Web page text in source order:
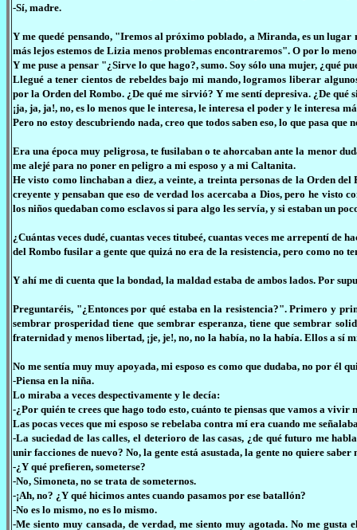
-Sí, madre.
Y me quedé pensando, "Iremos al próximo poblado, a Miranda, es un
más lejos estemos de Lizia menos problemas encontraremos". O por lo
Y me puse a pensar "¿Sirve lo que hago?, sumo. Soy sólo una mujer, ¿qué
Llegué a tener cientos de rebeldes bajo mi mando, logramos liberar
por la Orden del Rombo. ¿De qué me sirvió? Y me sentí depresiva. ¿De
¡ja, ja, ja!, no, es lo menos que le interesa, le interesa el poder y le interesa
Pero no estoy descubriendo nada, creo que todos saben eso, lo que pasa
Era una época muy peligrosa, te fusilaban o te ahorcaban ante la menor
me alejé para no poner en peligro a mi esposo y a mi Caltanita.
He visto como linchaban a diez, a veinte, a treinta personas de la Orden
creyente y pensaban que eso de verdad los acercaba a Dios, pero he visto
los niños quedaban como esclavos si para algo les servía, y si estaban un
¿Cuántas veces dudé, cuantas veces titubeé, cuantas veces me arrepentí
del Rombo fusilar a gente que quizá no era de la resistencia, pero como no
Y ahí me di cuenta que la bondad, la maldad estaba de ambos lados. Por
Preguntaréis, "¿Entonces por qué estaba en la resistencia?". Primero y
sembrar prosperidad tiene que sembrar esperanza, tiene que sembrar
fraternidad y menos libertad, ¡je, je!, no, no la había, no la había. Ellos a sí
No me sentía muy muy apoyada, mi esposo es como que dudaba, no por él
-Piensa en la niña.
Lo miraba a veces despectivamente y le decía:
-¿Por quién te crees que hago todo esto, cuánto te piensas que vamos a
Las pocas veces que mi esposo se rebelaba contra mí era cuando me
-La suciedad de las calles, el deterioro de las casas, ¿de qué futuro me
unir facciones de nuevo? No, la gente está asustada, la gente no quiere saber
-¿Y qué prefieren, someterse?
-No, Simoneta, no se trata de someternos.
-¡Ah, no? ¿Y qué hicimos antes cuando pasamos por ese batallón?
-No es lo mismo, no es lo mismo.
-Me siento muy cansada, de verdad, me siento muy agotada. No me